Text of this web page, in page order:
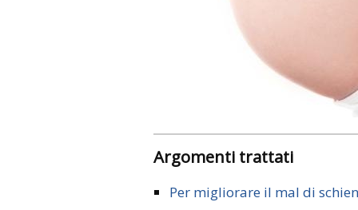
Argomenti trattati
Per migliorare il mal di